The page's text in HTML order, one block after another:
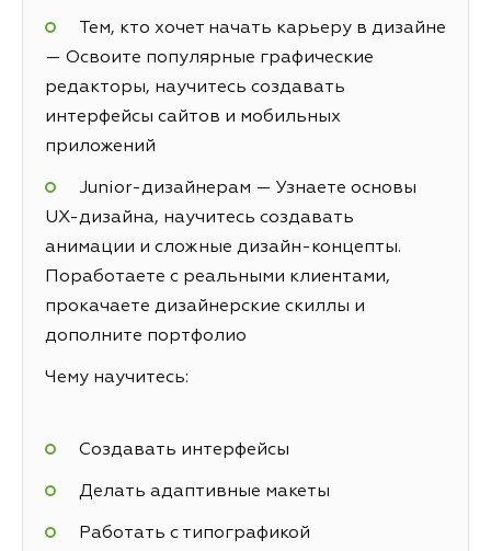
Тем, кто хочет начать карьеру в дизайне
— Освоите популярные графические
редакторы, научитесь создавать
интерфейсы сайтов и мобильных
приложений
Junior-дизайнерам — Узнаете основы
UX-дизайна, научитесь создавать
анимации и сложные дизайн-концепты.
Поработаете с реальными клиентами,
прокачаете дизайнерские скиллы и
дополните портфолио
Чему научитесь:
Создавать интерфейсы
Делать адаптивные макеты
Работать с типографикой